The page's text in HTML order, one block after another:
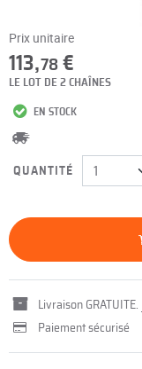
Prix unitaire
113,78 €
LE LOT DE 2 CHAÎNES
EN STOCK
QUANTITÉ
Livraison GRATUITE.
Paiement sécurisé